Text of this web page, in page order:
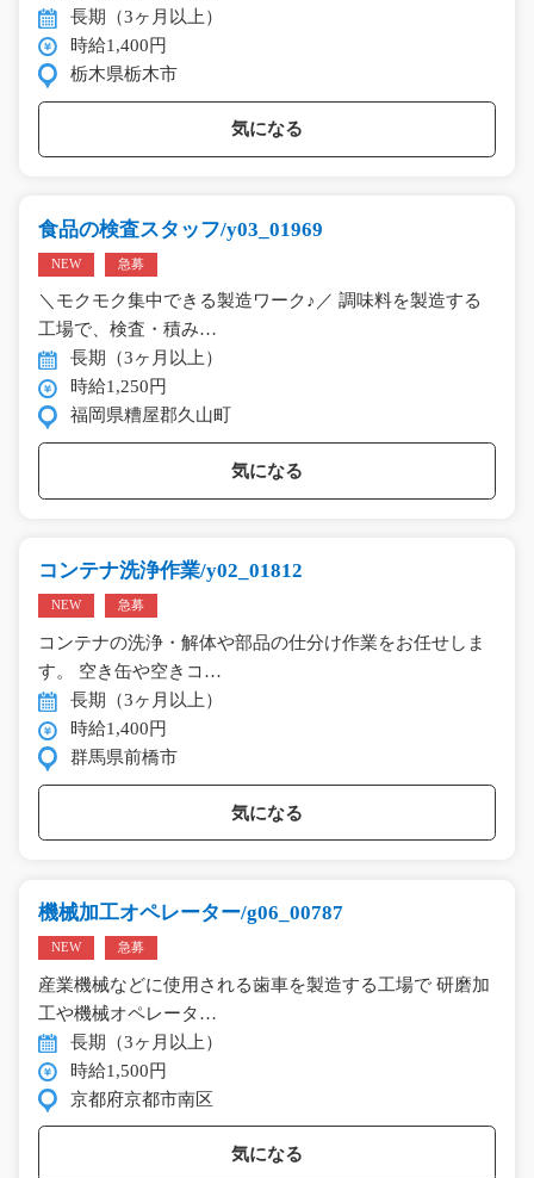
長期（3ヶ月以上）
時給1,400円
栃木県栃木市
気になる
食品の検査スタッフ/y03_01969
NEW 急募
＼モクモク集中できる製造ワーク♪／ 調味料を製造する
工場で、検査・積み…
長期（3ヶ月以上）
時給1,250円
福岡県糟屋郡久山町
気になる
コンテナ洗浄作業/y02_01812
NEW 急募
コンテナの洗浄・解体や部品の仕分け作業をお任せしま
す。 空き缶や空きコ…
長期（3ヶ月以上）
時給1,400円
群馬県前橋市
気になる
機械加工オペレーター/g06_00787
NEW 急募
産業機械などに使用される歯車を製造する工場で 研磨加
工や機械オペレータ…
長期（3ヶ月以上）
時給1,500円
京都府京都市南区
気になる